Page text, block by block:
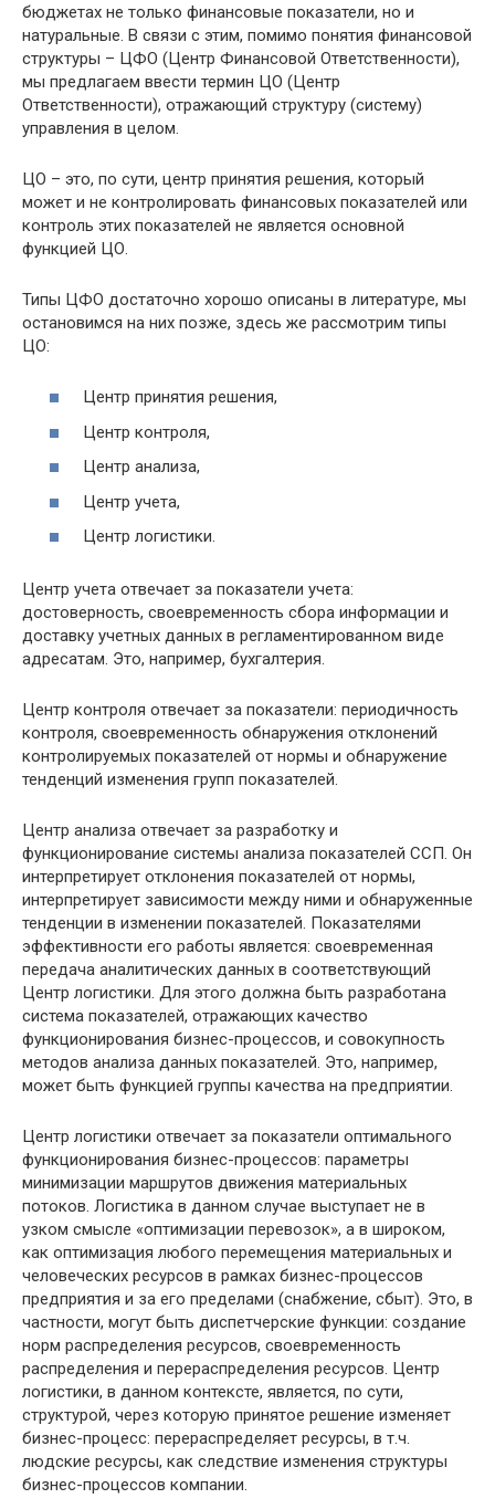
бюджетах не только финансовые показатели, но и
натуральные. В связи с этим, помимо понятия финансовой
структуры – ЦФО (Центр Финансовой Ответственности),
мы предлагаем ввести термин ЦО (Центр
Ответственности), отражающий структуру (систему)
управления в целом.
ЦО – это, по сути, центр принятия решения, который
может и не контролировать финансовых показателей или
контроль этих показателей не является основной
функцией ЦО.
Типы ЦФО достаточно хорошо описаны в литературе, мы
остановимся на них позже, здесь же рассмотрим типы
ЦО:
Центр принятия решения,
Центр контроля,
Центр анализа,
Центр учета,
Центр логистики.
Центр учета отвечает за показатели учета:
достоверность, своевременность сбора информации и
доставку учетных данных в регламентированном виде
адресатам. Это, например, бухгалтерия.
Центр контроля отвечает за показатели: периодичность
контроля, своевременность обнаружения отклонений
контролируемых показателей от нормы и обнаружение
тенденций изменения групп показателей.
Центр анализа отвечает за разработку и
функционирование системы анализа показателей ССП. Он
интерпретирует отклонения показателей от нормы,
интерпретирует зависимости между ними и обнаруженные
тенденции в изменении показателей. Показателями
эффективности его работы является: своевременная
передача аналитических данных в соответствующий
Центр логистики. Для этого должна быть разработана
система показателей, отражающих качество
функционирования бизнес-процессов, и совокупность
методов анализа данных показателей. Это, например,
может быть функцией группы качества на предприятии.
Центр логистики отвечает за показатели оптимального
функционирования бизнес-процессов: параметры
минимизации маршрутов движения материальных
потоков. Логистика в данном случае выступает не в
узком смысле «оптимизации перевозок», а в широком,
как оптимизация любого перемещения материальных и
человеческих ресурсов в рамках бизнес-процессов
предприятия и за его пределами (снабжение, сбыт). Это, в
частности, могут быть диспетчерские функции: создание
норм распределения ресурсов, своевременность
распределения и перераспределения ресурсов. Центр
логистики, в данном контексте, является, по сути,
структурой, через которую принятое решение изменяет
бизнес-процесс: перераспределяет ресурсы, в т.ч.
людские ресурсы, как следствие изменения структуры
бизнес-процессов компании.